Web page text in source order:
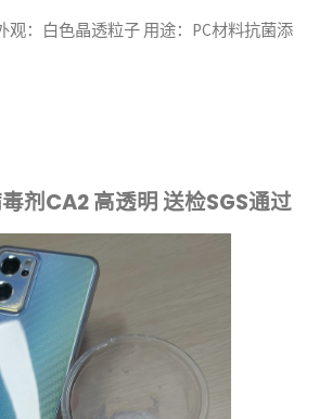
观：白色晶透粒子 用途：PC材料抗菌添
剂CA2 高透明 送检SGS通过